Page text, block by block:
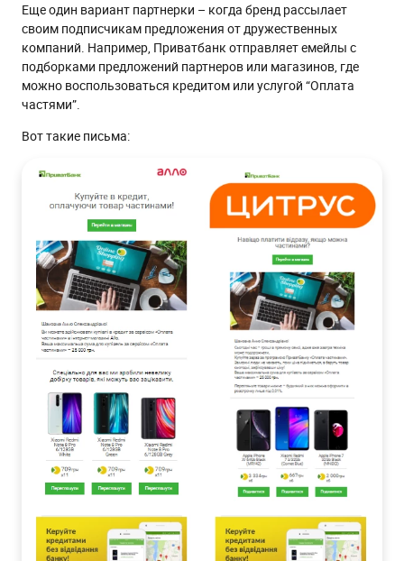
Еще один вариант партнерки – когда бренд рассылает
своим подписчикам предложения от дружественных
компаний. Например, Приватбанк отправляет емейлы с
подборками предложений партнеров или магазинов, где
можно воспользоваться кредитом или услугой “Оплата
частями”.
Вот такие письма: